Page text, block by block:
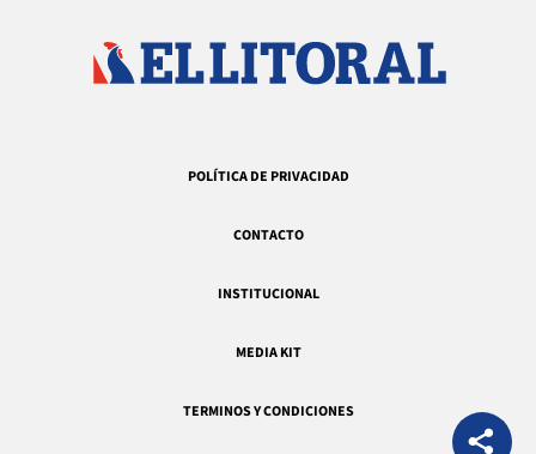
POLÍTICA DE PRIVACIDAD
CONTACTO
INSTITUCIONAL
MEDIA KIT
TERMINOS Y CONDICIONES